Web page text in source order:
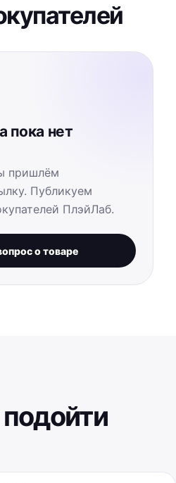
пока нет
пришлём
Публикуем
ПлэйЛаб.
о товаре